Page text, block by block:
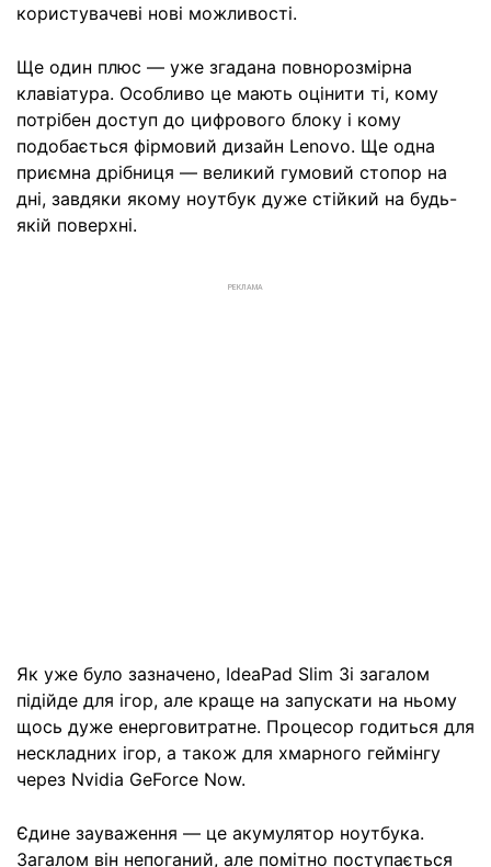
користувачеві нові можливості.
Ще один плюс — уже згадана повнорозмірна
клавіатура. Особливо це мають оцінити ті, кому
потрібен доступ до цифрового блоку і кому
подобається фірмовий дизайн Lenovo. Ще одна
приємна дрібниця — великий гумовий стопор на
дні, завдяки якому ноутбук дуже стійкий на будь-
якій поверхні.
РЕКЛАМА
Як уже було зазначено, IdeaPad Slim 3i загалом
підійде для ігор, але краще на запускати на ньому
щось дуже енерговитратне. Процесор годиться для
нескладних ігор, а також для хмарного геймінгу
через Nvidia GeForce Now.
Єдине зауваження — це акумулятор ноутбука.
Загалом він непоганий, але помітно поступається